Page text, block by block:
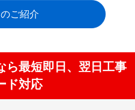
ご紹介
ら最短即日、翌日工事
ド対応